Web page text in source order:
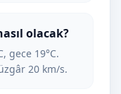
olacak?
gece 19°C.
20 km/s.